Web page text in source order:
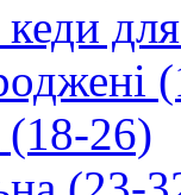
кеди
(18-26)